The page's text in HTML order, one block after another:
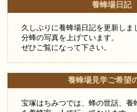
養蜂場日記
久しぶりに養蜂場日記を更新しま
分蜂の写真を上げています。
ぜひご覧になって下さい。
養蜂場見学ご希望
宝塚はちみつでは、蜂の世話、養